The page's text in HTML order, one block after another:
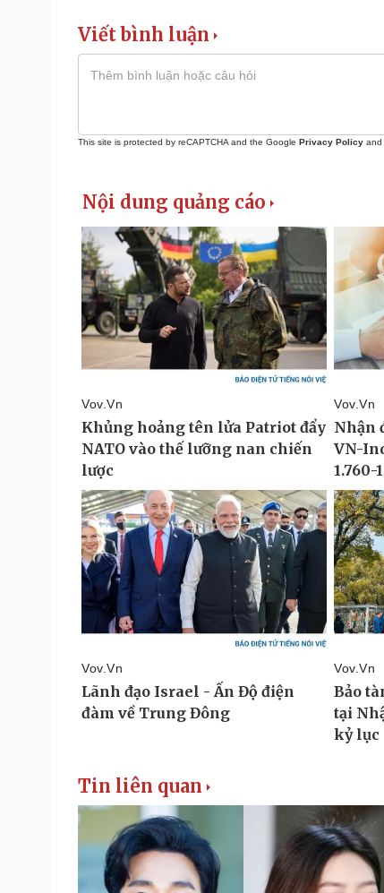
Viết bình luận
This site is protected by reCAPTCHA and the Google Privacy Policy and
Tin liên quan